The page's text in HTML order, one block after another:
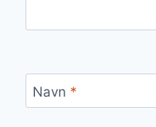
Navn *